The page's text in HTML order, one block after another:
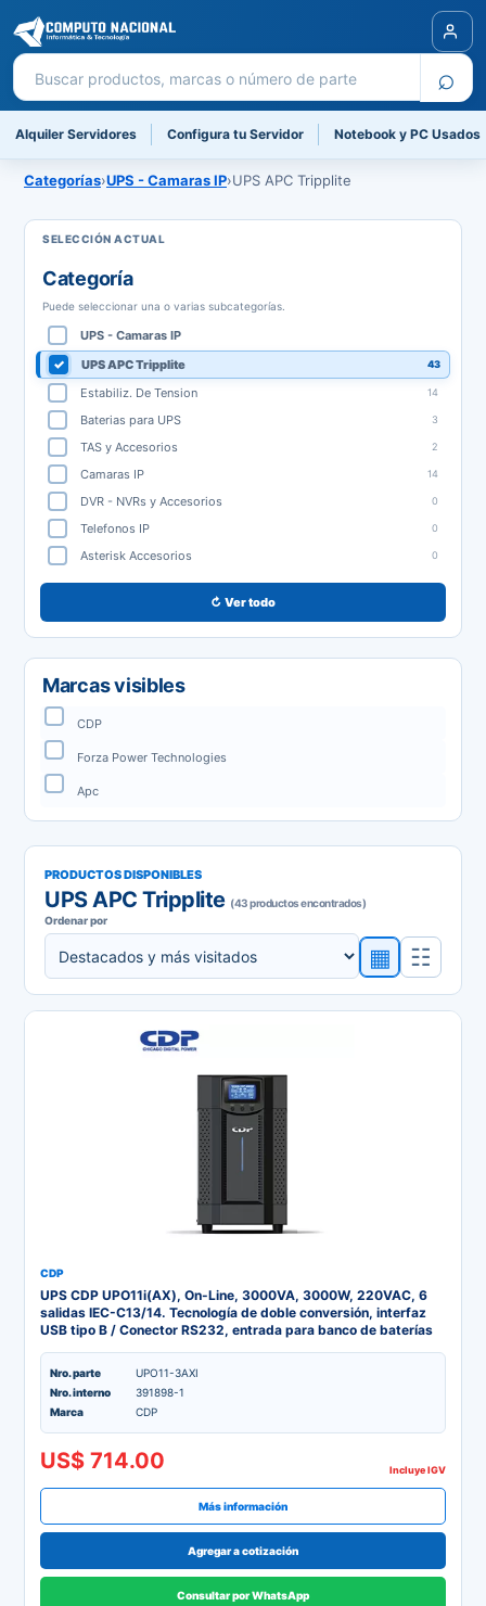
Buscar productos ⌕
Alquiler Servidores Configura tu Servidor Notebook y PC Usados
Categorías›UPS - Camaras IP›UPS APC Tripplite
Categoría
Puede seleccionar una o varias subcategorías.
UPS - Camaras IP
UPS APC Tripplite
43
Estabiliz. De Tension 14
Baterias para UPS 3
TAS y Accesorios 2
Camaras IP 14
DVR - NVRs y Accesorios 0
Telefonos IP 0
Asterisk Accesorios 0
↻ Ver todo
Marcas visibles
CDP
Forza Power Technologies
Apc
PRODUCTOS DISPONIBLES
UPS APC Tripplite (43 productos encontrados)
Ordenar por
▦ ☷
CDP
UPS CDP UPO11i(AX), On-Line, 3000VA, 3000W, 220VAC, 6
salidas IEC-C13/14. Tecnología de doble conversión, interfaz
USB tipo B / Conector RS232, entrada para banco de baterías
carga) / 15 minutos (Media carga), 6 baterías de 12V/9Ah,
panel LCD de facil uso.
Nro. parte
UPO11-3AXI
Nro. interno
391898-1
Marca
CDP
US$ 714.00 Incluye IGV
Más información
Agregar a cotización
Consultar por WhatsApp